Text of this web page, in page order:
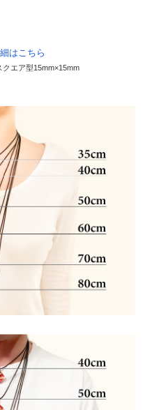
はこちら
エア型15mm×15mm